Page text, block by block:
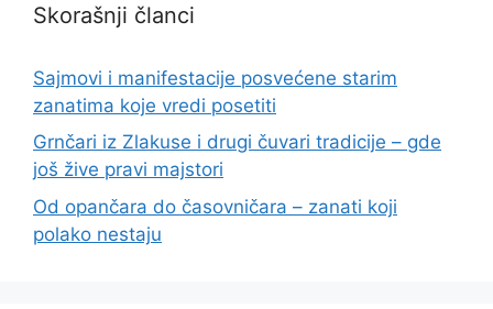
Skorašnji članci
Sajmovi i manifestacije posvećene starim
zanatima koje vredi posetiti
Grnčari iz Zlakuse i drugi čuvari tradicije – gde
još žive pravi majstori
Od opančara do časovničara – zanati koji
polako nestaju